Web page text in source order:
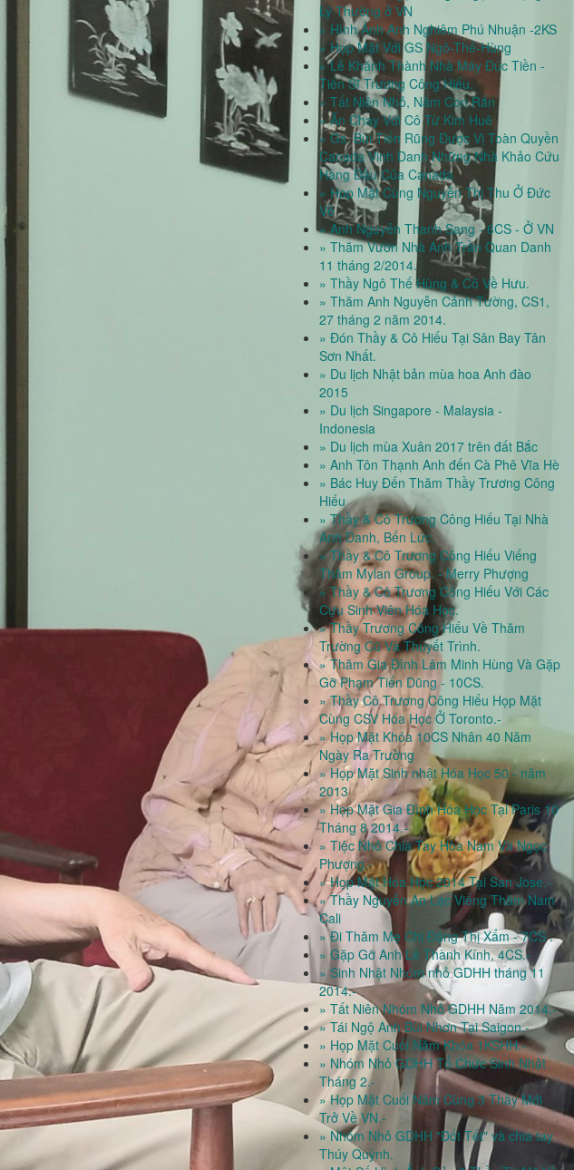
Lý Thường ở VN
» Hình Ảnh Anh Nghiêm Phú Nhuận -2KS
» Họp Mặt Với GS Ngô-Thế-Hùng
» Lễ Khánh Thành Nhà Máy Đúc Tiền -
Tiến Sĩ Trương Công Hiếu.
» Tất Niên Nhỏ, Năm Con Rắn
» Ăn Chay Với Cô Từ Kim Huê
» Gs. Bùi Tiến Rũng Được Vị Toàn Quyền
Canada Vinh Danh Những Nhà Khảo Cứu
Hàng Đầu Của Canada
» Hop Mặt Cùng Nguyễn Thị Thu Ở Đức
Về
» Anh Nguyễn Thanh Sang - 6CS - Ở VN
» Thăm Vườn Nhà Anh Trần Quan Danh
11 tháng 2/2014.
» Thầy Ngô Thế Hùng & Cô Về Hưu.
» Thăm Anh Nguyễn Cảnh Tường, CS1,
27 tháng 2 năm 2014.
» Đón Thầy & Cô Hiếu Tại Sân Bay Tân
Sơn Nhất.
» Du lịch Nhật bản mùa hoa Anh đào
2015
» Du lịch Singapore - Malaysia -
Indonesia
» Du lịch mùa Xuân 2017 trên đất Bắc
» Anh Tôn Thạnh Anh đến Cà Phê Vĩa Hè
» Bác Huy Đến Thăm Thầy Trương Công
Hiếu
» Thầy & Cô Trương Công Hiếu Tại Nhà
Anh Danh, Bến Lức.
» Thầy & Cô Trương Công Hiếu Viếng
Thăm Mylan Group. - Merry Phượng
» Thầy & Cô Trương Công Hiếu Với Các
Cựu Sinh Viên Hóa Học.
» Thầy Trương Công Hiếu Về Thăm
Trường Cũ Và Thuyết Trình.
» Thăm Gia Đình Lâm Minh Hùng Và Gặp
Gỡ Phạm Tiến Dũng - 10CS.
» Thầy Cô Trương Công Hiếu Họp Mặt
Cùng CSV Hóa Học Ở Toronto.-
» Họp Mặt Khóa 10CS Nhân 40 Năm
Ngày Ra Trường
» Họp Mặt Sinh nhật Hóa Học 50 - năm
2013
» Họp Mặt Gia Đình Hóa Học Tại Paris 10
Tháng 8 2014.-
» Tiệc Nhỏ Chia Tay Hòa Nam Và Ngọc
Phượng.-
» Họp Mặt Hóa Học 2014 Tại San Jose.-
» Thầy Nguyễn An Lạc Viếng Thăm Nam
Cali
» Đi Thăm Mẹ Chị Đặng Thị Xẩm - 7CS .
» Gặp Gỡ Anh Lê Thành Kính, 4CS.-
» Sinh Nhật Nhóm nhỏ GDHH tháng 11
2014.-
» Tất Niên Nhóm Nhỏ GDHH Năm 2014.-
» Tái Ngộ Anh Bùi Nhơn Tại Saigon.-
» Họp Mặt Cuối Năm Khóa 1KSHH.-
» Nhóm Nhỏ GDHH Tổ Chức Sinh Nhật
Tháng 2.-
» Họp Mặt Cuối Năm Cùng 3 Thầy Mới
Trở Về VN.-
» Nhóm Nhỏ GDHH "Đốt Tết" và chia tay
Thúy Quỳnh.